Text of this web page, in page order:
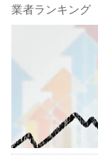
業者ランキング